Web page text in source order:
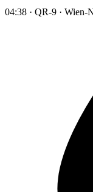
04:38 · QR-9 · Wien-